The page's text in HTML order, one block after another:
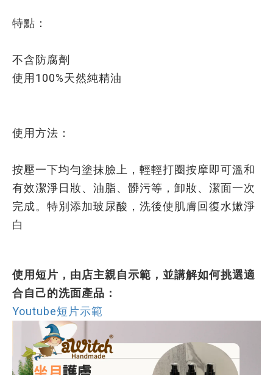
特點：
不含防腐劑
使用100%天然純精油
使用方法：
按壓一下均勻塗抹臉上，輕輕打圈按摩即可溫和
有效潔淨日妝、油脂、髒污等，卸妝、潔面一次
完成。特別添加玻尿酸，洗後使肌膚回復水嫰淨
白
使用短片， 由店主親自示範，並講解如何挑選適
合自己的洗面產品：
Youtube短片示範